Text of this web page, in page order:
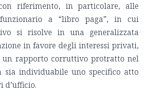
riferimento, in particolare, alle
a “libro paga”, in cui
si risolve in una generalizzata
in favore degli interessi privati,
un rapporto corruttivo protratto nel
individuabile uno specifico atto
d’ufficio.